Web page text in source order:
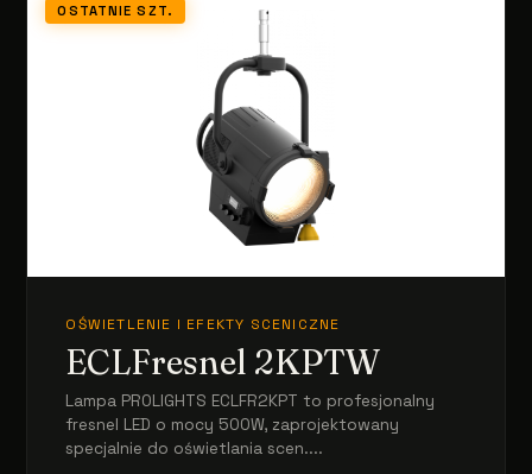
OSTATNIE SZT.
OŚWIETLENIE I EFEKTY SCENICZNE
ECLFresnel 2KPTW
Lampa PROLIGHTS ECLFR2KPT to profesjonalny
fresnel LED o mocy 500W, zaprojektowany
specjalnie do oświetlania scen....